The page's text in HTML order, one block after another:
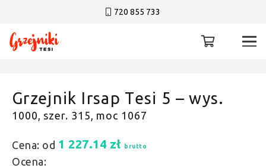
720 855 733
Grzejnik Irsap Tesi 5 – wys.
1000, szer. 315, moc 1067
Cena: od 1 227.14 zł brutto
Ocena: